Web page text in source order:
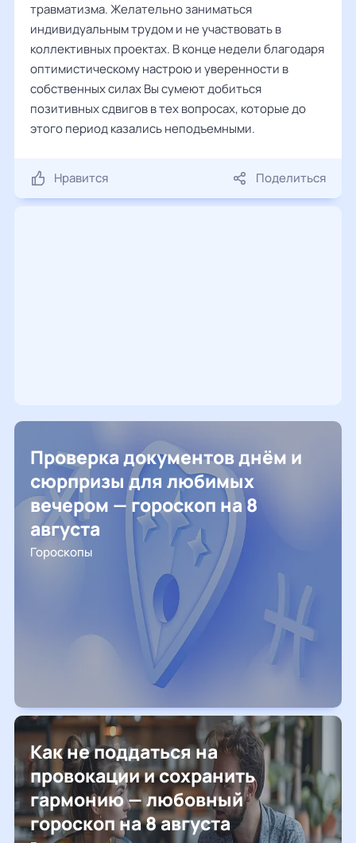
травматизма. Желательно заниматься
индивидуальным трудом и не участвовать в
коллективных проектах. В конце недели благодаря
оптимистическому настрою и уверенности в
собственных силах Вы сумеют добиться
позитивных сдвигов в тех вопросах, которые до
этого период казались неподъемными.
Нравится Поделиться
Проверка документов днём и
сюрпризы для любимых
вечером — гороскоп на 8
августа
Гороскопы
Как не поддаться на
провокации и сохранить
гармонию — любовный
гороскоп на 8 августа